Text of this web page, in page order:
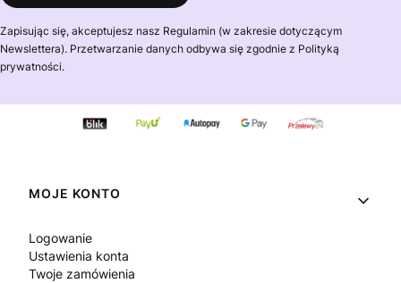
Zapisując się, akceptujesz nasz Regulamin (w zakresie dotyczącym
Newslettera). Przetwarzanie danych odbywa się zgodnie z Polityką
prywatności.
Linki w stopce
MOJE KONTO
Logowanie
Ustawienia konta
Twoje zamówienia